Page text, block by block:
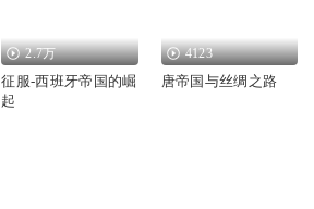
2.7万
征服-西班牙帝国的崛
起
4123
唐帝国与丝绸之路